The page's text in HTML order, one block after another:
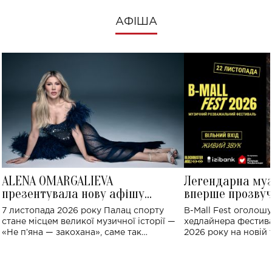
АФІША
ALENA OMARGALIEVA
презентувала нову афішу
великого концерту в Палаці
спорту
7 листопада 2026 року Палац спорту
стане місцем великої музичної історії —
«Не пʼяна — закохана», саме так
Легендарна
вперше
Україні: де
B-Mall Fest
хедлайнера
2026 року на новій